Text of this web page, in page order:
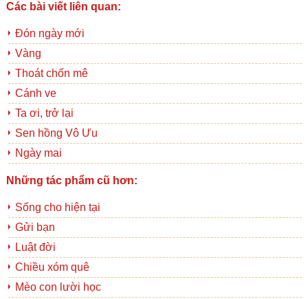
Các bài viết liên quan:
Đón ngày mới
Vàng
Thoát chốn mê
Cánh ve
Ta ơi, trở lại
Sen hồng Vô Ưu
Ngày mai
Những tác phẩm cũ hơn:
Sống cho hiện tại
Gửi bạn
Luật đời
Chiều xóm quê
Mèo con lười học